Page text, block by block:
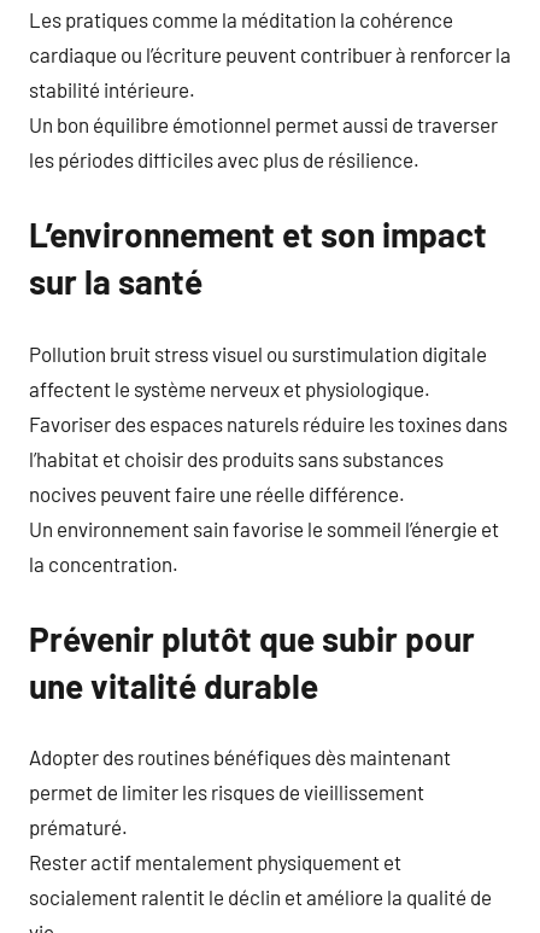
Les pratiques comme la méditation la cohérence
cardiaque ou l’écriture peuvent contribuer à renforcer la
stabilité intérieure.
Un bon équilibre émotionnel permet aussi de traverser
les périodes difficiles avec plus de résilience.
L’environnement et son impact
sur la santé
Pollution bruit stress visuel ou surstimulation digitale
affectent le système nerveux et physiologique.
Favoriser des espaces naturels réduire les toxines dans
l’habitat et choisir des produits sans substances
nocives peuvent faire une réelle différence.
Un environnement sain favorise le sommeil l’énergie et
la concentration.
Prévenir plutôt que subir pour
une vitalité durable
Adopter des routines bénéfiques dès maintenant
permet de limiter les risques de vieillissement
prématuré.
Rester actif mentalement physiquement et
socialement ralentit le déclin et améliore la qualité de